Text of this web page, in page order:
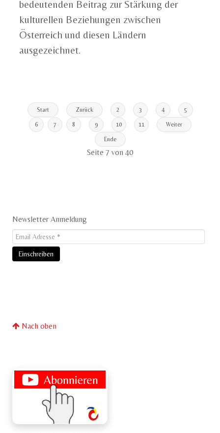
bedeutenden Beitrag zur Stärkung der
kulturellen Beziehungen zwischen
Österreich und diesen Ländern
ausgezeichnet.
Start Zurück 2 3 4 5
6 7 8 9 10 11 Weiter
Ende
Seite 7 von 40
Newsletter Anmeldung
Nach oben